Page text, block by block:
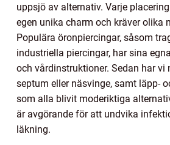
uppsjö av alternativ. Varje
egen unika charm och kräver olika
Populära öronpiercingar, såsom
industriella piercingar, har sina
och vårdinstruktioner. Sedan har vi
septum eller näsvinge, samt läpp-
som alla blivit moderiktiga
är avgörande för att undvika
läkning.